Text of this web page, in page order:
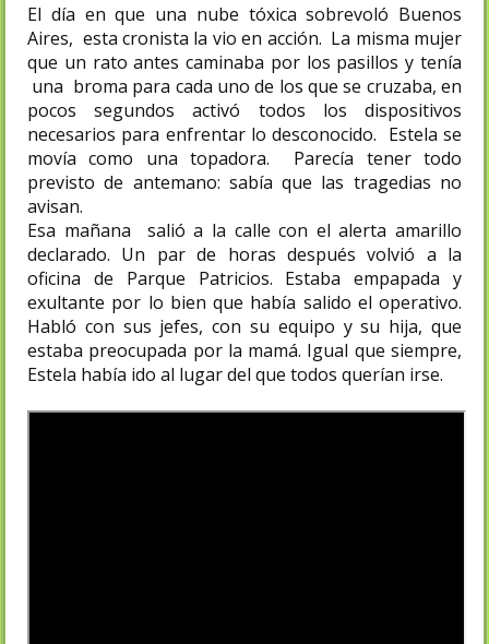
El día en que una nube tóxica sobrevoló Buenos
Aires, esta cronista la vio en acción. La misma mujer
que un rato antes caminaba por los pasillos y tenía
una broma para cada uno de los que se cruzaba, en
pocos segundos activó todos los dispositivos
necesarios para enfrentar lo desconocido. Estela se
movía como una topadora. Parecía tener todo
previsto de antemano: sabía que las tragedias no
avisan.
Esa mañana salió a la calle con el alerta amarillo
declarado. Un par de horas después volvió a la
oficina de Parque Patricios. Estaba empapada y
exultante por lo bien que había salido el operativo.
Habló con sus jefes, con su equipo y su hija, que
estaba preocupada por la mamá. Igual que siempre,
Estela había ido al lugar del que todos querían irse.